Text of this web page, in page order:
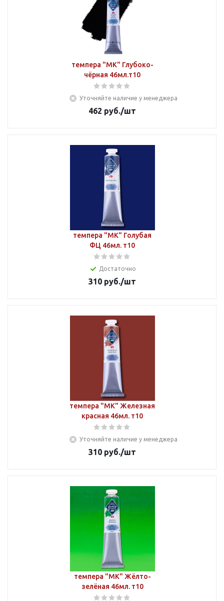
темпера "МК" Глубоко-
чёрная 46мл.т10
Уточняйте наличие у менеджера
462 руб./шт
темпера "МК" Голубая
ФЦ 46мл. т10
Достаточно
310 руб./шт
темпера "МК" Железная
красная 46мл. т10
Уточняйте наличие у менеджера
310 руб./шт
темпера "МК" Жёлто-
зелёная 46мл. т10